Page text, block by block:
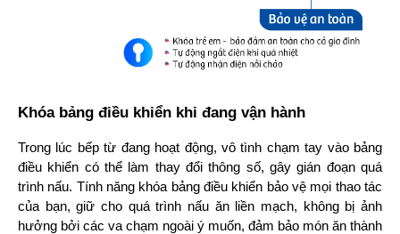
Khóa bảng điều khiển khi đang vận hành
Trong lúc bếp từ đang hoạt động, vô tình chạm tay vào bảng
điều khiển có thể làm thay đổi thông số, gây gián đoạn quá
trình nấu. Tính năng khóa bảng điều khiển bảo vệ mọi thao tác
của bạn, giữ cho quá trình nấu ăn liền mạch, không bị ảnh
hưởng bởi các va chạm ngoài ý muốn, đảm bảo món ăn thành